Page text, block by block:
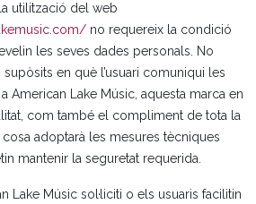
utilització del web
no requereix la condició
les seves dades personals. No
en què l’usuari comuniqui les
American Lake Músic, aquesta marca en
com també el compliment de tota la
adoptarà les mesures tècniques
mantenir la seguretat requerida.
Lake Músic sol·liciti o els usuaris facilitin